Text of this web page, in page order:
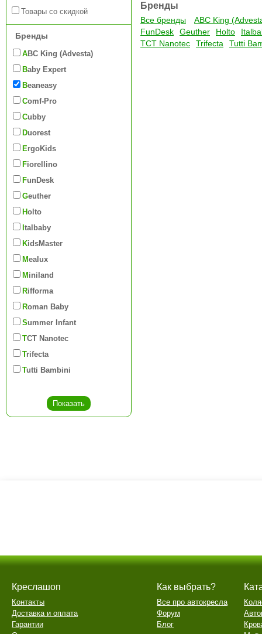
Товары со скидкой
Бренды
ABC King (Advesta)
Baby Expert
Beaneasy
Comf-Pro
Cubby
Duorest
ErgoKids
Fiorellino
FunDesk
Geuther
Holto
Italbaby
KidsMaster
Mealux
Miniland
Rifforma
Roman Baby
Summer Infant
TCT Nanotec
Trifecta
Tutti Bambini
Бренды
Все бренды
ABC King
FunDesk
Geuther Holto
TCT Nanotec
Trifecta Tutti
Креслашоп
Контакты
Доставка и оплата
Гарантии
Как выбрать?
Все про автокресла
Форум
Блог